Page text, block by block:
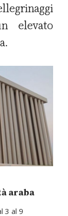
elevato
araba
3 al 9